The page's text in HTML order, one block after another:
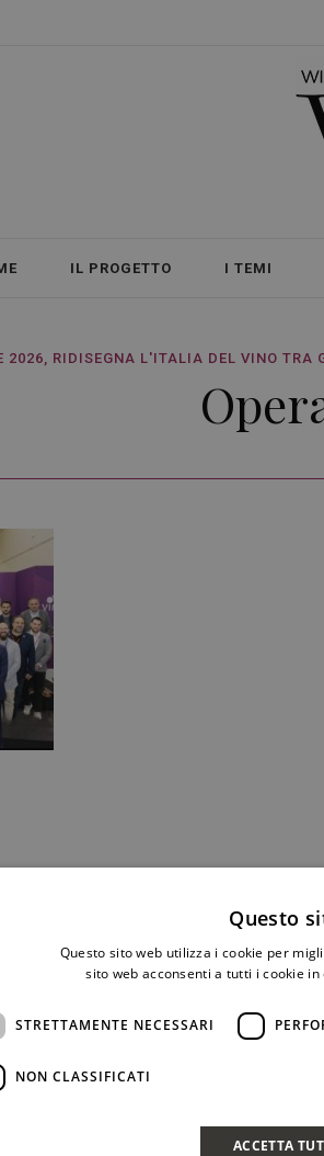
IL PROGETTO I TEMI
2026, RIDISEGNA L'ITALIA DEL VINO TRA
Questo
Questo sito web utilizza i cookie per
sito web acconsenti a tutti i cookie
STRETTAMENTE NECESSARI
NON CLASSIFICATI
ACCETTA